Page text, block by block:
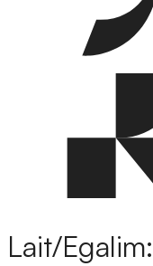
Lait/